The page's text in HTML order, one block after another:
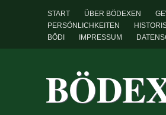
START ÜBER BÖDEXEN
PERSÖNLICHKEITEN
BÖDI
IMPRESSUM